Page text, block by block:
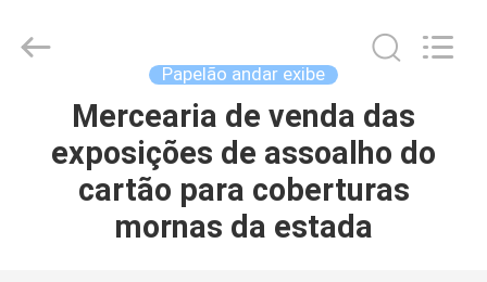
CASA
PRODUTOS
Company
Papelão andar exibe
Mercearia de venda das
exposições de assoalho do
cartão para coberturas
mornas da estada